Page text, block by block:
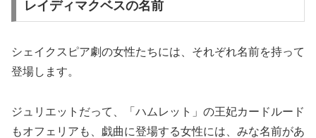
レイディマクベスの名前
シェイクスピア劇の女性たちには、それぞれ名前を持って
登場します。
ジュリエットだって、「ハムレット」の王妃カードルード
もオフェリアも、戯曲に登場する女性には、みな名前があ